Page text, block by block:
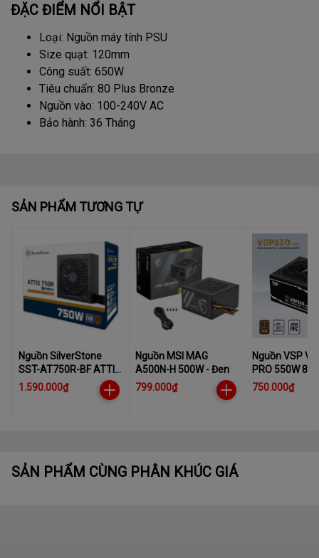
ĐẶC ĐIỂM NỔI BẬT
Loại: Nguồn máy tính PSU
Size quạt: 120mm
Công suất: 650W
Tiêu chuẩn: 80 Plus Bronze
Nguồn vào: 100-240V AC
Bảo hành: 36 Tháng
SẢN PHẨM TƯƠNG TỰ
Nguồn SilverStone
SST-AT750R-BF ATTIS
750R 80 PLUS Bronze
1.590.000₫
Nguồn MSI MAG
A500N-H 500W - Đen
799.000₫
Nguồn VSP
PRO 550W 80
Bronze (230V)
750.000₫
SẢN PHẨM CÙNG PHÂN KHÚC GIÁ